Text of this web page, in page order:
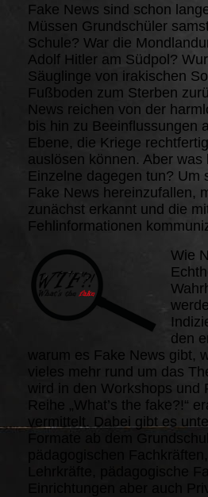
Fake News sind schon
Müssen Grundschüler
Schule? War die
Adolf Hitler am Südpol?
Säuglinge von irakischen
Fußboden zum Sterben
News reichen von der
bis hin zu Beeinflussungen
Ebene, die Kriege
auslösen können. Aber was
Einzelne dagegen tun? Um
Fake News hereinzufallen,
zunächst erkannt und die
Fehlinformationen
Wie
den
warum es Fake News gibt,
vieles mehr rund um das
wird in den Workshops und
Reihe „What’s the fake?!“
vermittelt. Dabei gibt es
Formate ab dem
pädagogischen
Lehrkräfte, pädagogische
Einrichtungen aber auch